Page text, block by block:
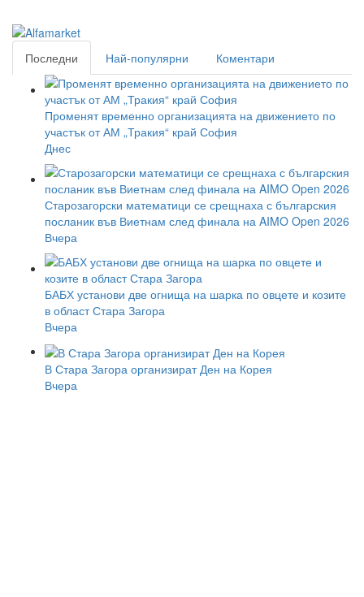
Последни Най-популярни Коментари
Променят временно организацията на движението по
участък от АМ „Тракия“ край София
Днес
Старозагорски математици се срещнаха с българския
посланик във Виетнам след финала на AIMO Open 2026
Вчера
БАБХ установи две огнища на шарка по овцете и козите
в област Стара Загора
Вчера
В Стара Загора организират Ден на Корея
Вчера